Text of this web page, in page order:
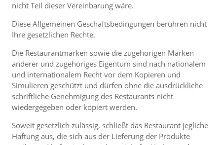
nicht Teil dieser Vereinbarung wäre.
Diese Allgemeinen Geschäftsbedingungen berühren nicht
Ihre gesetzlichen Rechte.
Die Restaurantmarken sowie die zugehörigen Marken
anderer und zugehöriges Eigentum sind nach nationalem
und internationalem Recht vor dem Kopieren und
Simulieren geschützt und dürfen ohne die ausdrückliche
schriftliche Genehmigung des Restaurants nicht
wiedergegeben oder kopiert werden.
Soweit gesetzlich zulässig, schließt das Restaurant jegliche
Haftung aus, die sich aus der Lieferung der Produkte